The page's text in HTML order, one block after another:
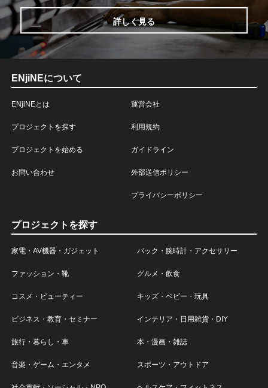
詳しく見る
ENjiNEについて
ENjiNEとは
プロジェクトを探す
プロジェクトを始める
お問い合わせ
運営会社
利用規約
ガイドライン
外部送信ポリシー
プライバシーポリシー
プロジェクトを探す
家電・AV機器・ガジェット バック・腕時計・アクセサリー
ファッション・靴 グルメ・飲食
コスメ・ビューティー キッズ・ベビー・玩具
ビジネス・教育・セミナー インテリア・日用雑貨・DIY
旅行・暮らし・車 本・漫画・雑誌
音楽・ゲーム・エンタメ スポーツ・アウトドア